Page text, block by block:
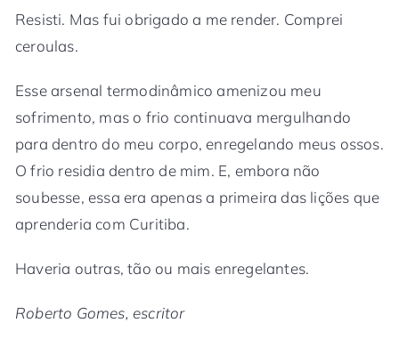
Resisti. Mas fui obrigado a me render. Comprei
ceroulas.
Esse arsenal termodinâmico amenizou meu
sofrimento, mas o frio continuava mergulhando
para dentro do meu corpo, enregelando meus ossos.
O frio residia dentro de mim. E, embora não
soubesse, essa era apenas a primeira das lições que
aprenderia com Curitiba.
Haveria outras, tão ou mais enregelantes.
Roberto Gomes, escritor